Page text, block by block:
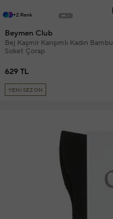
+2 Renk
Beymen Club
Bej Kaşmir Karışımlı Kadın Bambu
Soket Çorap
629 TL
YENİ SEZON